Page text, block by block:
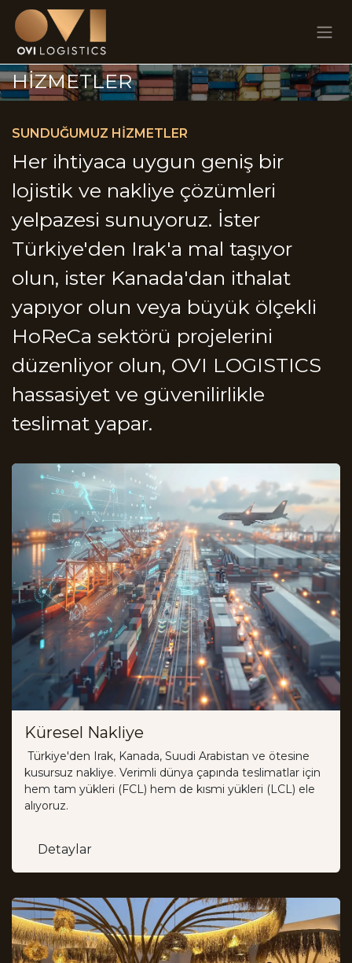
Skip to Content
HİZMETLER
SUNDUĞUMUZ HİZMETLER
Her ihtiyaca uygun geniş bir
lojistik ve nakliye çözümleri
yelpazesi sunuyoruz. İster
Türkiye'den Irak'a mal taşıyor
olun, ister Kanada'dan ithalat
yapıyor olun veya büyük ölçekli
HoReCa sektörü projelerini
düzenliyor olun, OVI LOGISTICS
hassasiyet ve güvenilirlikle
teslimat yapar.
Küresel Nakliye
Türkiye'den Irak, Kanada, Suudi Arabistan ve ötesine
kusursuz nakliye. Verimli dünya çapında teslimatlar için
hem tam yükleri (FCL) hem de kısmi yükleri (LCL) ele
alıyoruz.
Detaylar